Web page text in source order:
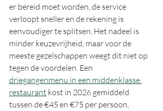
er bereid moet worden, de service
verloopt sneller en de rekening is
eenvoudiger te splitsen. Het nadeel is
minder keuzevrijheid, maar voor de
meeste gezelschappen weegt dit niet op
tegen de voordelen. Een
driegangenmenu in een middenklasse
restaurant kost in 2026 gemiddeld
tussen de €45 en €75 per persoon,